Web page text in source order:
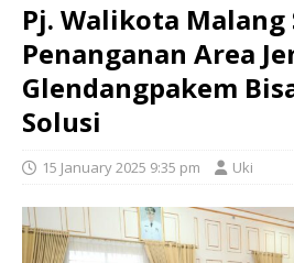
Pj. Walikota Malang
Penanganan Area
Glendangpakem
Solusi
15 January 2025 9:35 pm Uki